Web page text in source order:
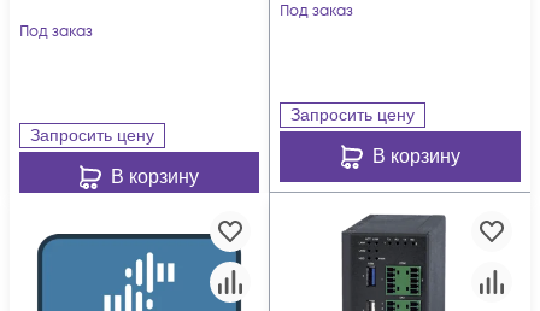
Под заказ
Запросить цену
В корзину
Под заказ
Запросить цену
В корзину